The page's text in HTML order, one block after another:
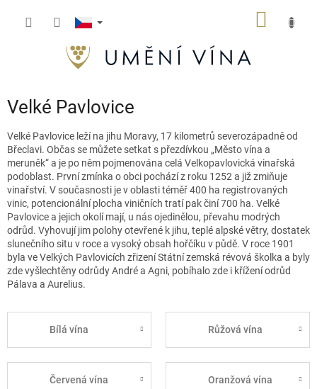
Velké Pavlovice
Velké Pavlovice leží na jihu Moravy, 17 kilometrů severozápadně od
Břeclavi. Občas se můžete setkat s přezdívkou „Město vína a
meruněk“ a je po něm pojmenována celá Velkopavlovická vinařská
podoblast. První zmínka o obci pochází z roku 1252 a již zmiňuje
vinařství. V současnosti je v oblasti téměř 400 ha registrovaných
vinic, potencionální plocha viničních tratí pak činí 700 ha. Velké
Pavlovice a jejich okolí mají, u nás ojedinělou, převahu modrých
odrůd. Vyhovují jim polohy otevřené k jihu, teplé alpské větry, dostatek
slunečního situ v roce a vysoký obsah hořčíku v půdě. V roce 1901
byla ve Velkých Pavlovicích zřizeníStátní zemská révová školka a byly
zde vyšlechtěny odrůdy André a Agni, pobíhalo zde i křížení odrůd
Pálava a Aurelius.
Bílá vína Růžová vína
Červená vína Oranžová vína